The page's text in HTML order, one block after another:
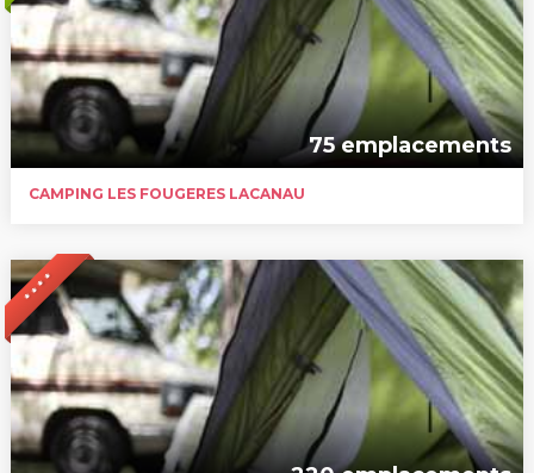
75 emplacements
CAMPING LES FOUGERES LACANAU
* * * *